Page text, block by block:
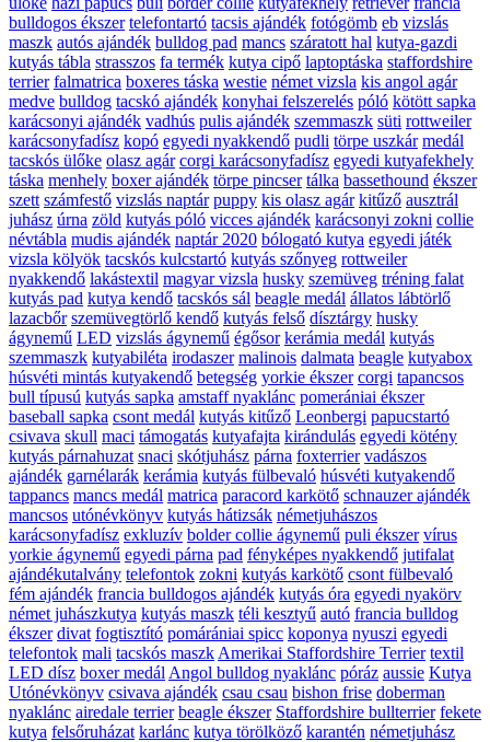
bulldogos ékszer telefontartó tacsis ajándék fotógömb eb vizslás
maszk autós ajándék bulldog pad mancs száratott hal kutya-gazdi
kutyás tábla strasszos fa termék kutya cipő laptoptáska staffordshire
terrier falmatrica boxeres táska westie német vizsla kis angol agár
medve bulldog tacskó ajándék konyhai felszerelés póló kötött sapka
karácsonyi ajándék vadhús pulis ajándék szemmaszk süti rottweiler
karácsonyfadísz kopó egyedi nyakkendő pudli törpe uszkár medál
tacskós ülőke olasz agár corgi karácsonyfadísz egyedi kutyafekhely
táska menhely boxer ajándék törpe pincser tálka bassethound ékszer
szett számfestő vizslás naptár puppy kis olasz agár kitűző ausztrál
juhász úrna zöld kutyás póló vicces ajándék karácsonyi zokni collie
névtábla mudis ajándék naptár 2020 bólogató kutya egyedi játék
vizsla kölyök tacskós kulcstartó kutyás szőnyeg rottweiler
nyakkendő lakástextil magyar vizsla husky szemüveg tréning falat
kutyás pad kutya kendő tacskós sál beagle medál állatos lábtörlő
lazacbőr szemüvegtörlő kendő kutyás felső dísztárgy husky
ágynemű LED vizslás ágynemű égősor kerámia medál kutyás
szemmaszk kutyabiléta irodaszer malinois dalmata beagle kutyabox
húsvéti mintás kutyakendő betegség yorkie ékszer corgi tapancsos
bull típusú kutyás sapka amstaff nyaklánc pomerániai ékszer
baseball sapka csont medál kutyás kitűző Leonbergi papucstartó
csivava skull maci támogatás kutyafajta kirándulás egyedi kötény
kutyás párnahuzat snaci skótjuhász párna foxterrier vadászos
ajándék garnélarák kerámia kutyás fülbevaló húsvéti kutyakendő
tappancs mancs medál matrica paracord karkötő schnauzer ajándék
mancsos utónévkönyv kutyás hátizsák németjuhászos
karácsonyfadísz exkluzív bolder collie ágynemű puli ékszer vírus
yorkie ágynemű egyedi párna pad fényképes nyakkendő jutifalat
ajándékutalvány telefontok zokni kutyás karkötő csont fülbevaló
fém ajándék francia bulldogos ajándék kutyás óra egyedi nyakörv
német juhászkutya kutyás maszk téli kesztyű autó francia bulldog
ékszer divat fogtisztító pomárániai spicc koponya nyuszi egyedi
telefontok mali tacskós maszk Amerikai Staffordshire Terrier textil
LED dísz boxer medál Angol bulldog nyaklánc póráz aussie Kutya
Utónévkönyv csivava ajándék csau csau bishon frise doberman
nyaklánc airedale terrier beagle ékszer Staffordshire bullterrier fekete
kutya felsőruházat karlánc kutya törölköző karantén németjuhász